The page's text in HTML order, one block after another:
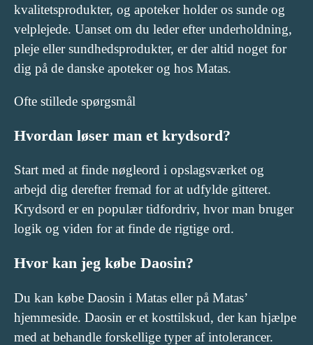
kvalitetsprodukter, og apoteker holder os sunde og
velplejede. Uanset om du leder efter underholdning,
pleje eller sundhedsprodukter, er der altid noget for
dig på de danske apoteker og hos Matas.
Ofte stillede spørgsmål
Hvordan løser man et krydsord?
Start med at finde nøgleord i opslagsværket og
arbejd dig derefter fremad for at udfylde gitteret.
Krydsord er en populær tidfordriv, hvor man bruger
logik og viden for at finde de rigtige ord.
Hvor kan jeg købe Daosin?
Du kan købe Daosin i Matas eller på Matas’
hjemmeside. Daosin er et kosttilskud, der kan hjælpe
med at behandle forskellige typer af intolerancer.